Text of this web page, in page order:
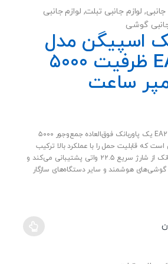
جانبی, لوازم جانبی تبلت, لوازم جانبی
جانبی گوشی
اسپیگن مدل
EA2205 ظرفیت 5000
ساعت
Spigen مدل EA2205 یک پاوربانک فوق‌العاده جمع‌وجور ۵۰۰۰
که قابلیت حمل را با عملکرد بالا ترکیب
می‌کند. این پاوربانک از شارژ سریع ۲۲.۵ واتی پشتیبانی می‌کند و
گوشی‌های هوشمند و سایر دستگاه‌های سازگار
دستگاه‌ها را فراهم می‌کند. علاوه بر این، این
یک پایه نیز عمل می‌کند و استفاده از تلفن
همراه را هنگام شارژ راحت‌تر می‌کند. طراحی مینیمالیستی EA2205